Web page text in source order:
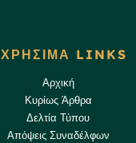
ΧΡΗΣΙΜΑ LINKS
Αρχική
Κυρίως Άρθρα
Δελτία Τύπου
Απόψεις Συναδέλφων